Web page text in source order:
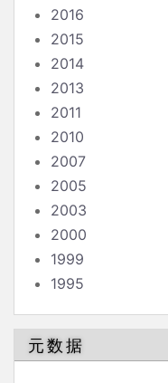
2016
2015
2014
2013
2011
2010
2007
2005
2003
2000
1999
1995
元数据